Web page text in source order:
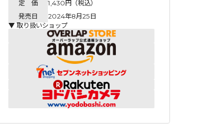
定 価
1,430円（税込）
発売日
2024年8月25日
▼ 取り扱いショップ